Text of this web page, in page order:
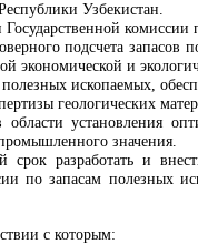
Узбекистан.
комиссии
подсчета
экономической и
ископаемых,
геологических
установления
значения.
срок разработать и
по запасам полезных
с которым: